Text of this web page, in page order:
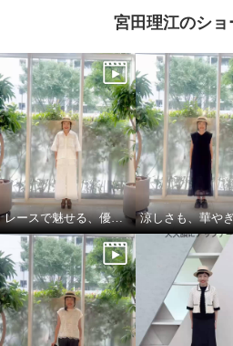
宮田理江のショ
レースで魅せる、優雅でリッチな大人セットアップ